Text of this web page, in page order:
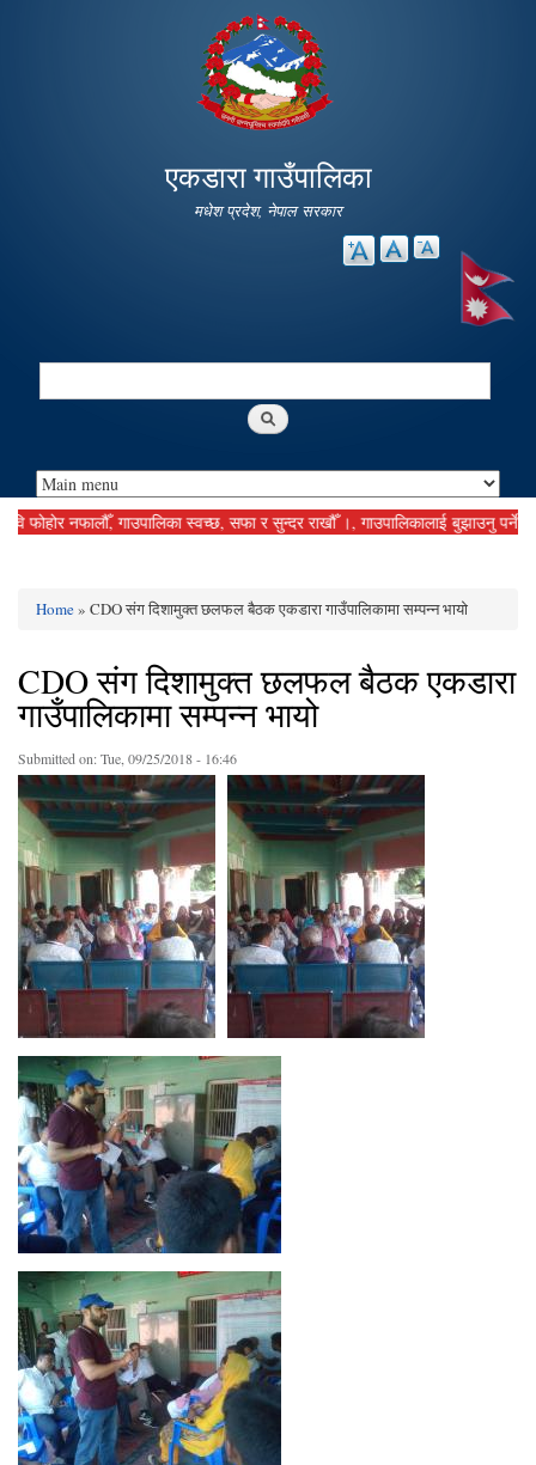
main
content
एकडारा गाउँपालिका
मधेश प्रदेश, नेपाल सरकार
Search
नफालौँ, गाउपालिका स्वच्छ, सफा र सुन्दर राखौँ ।, गाउपालिकालाई बुझाउनु पर्ने कर
Home» CDO संग दिशामुक्त छलफल बैठक एकडारा गाउँपालिकामा सम्पन्न भायो
CDO संग दिशामुक्त छलफल बैठक एकडारा
गाउँपालिकामा सम्पन्न भायो
Submitted on:Tue, 09/25/2018 - 16:46